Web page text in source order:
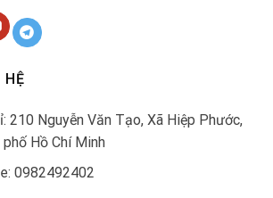
HỆ
210 Nguyễn Văn Tạo, Xã Hiệp Phước,
phố Hồ Chí Minh
0982492402